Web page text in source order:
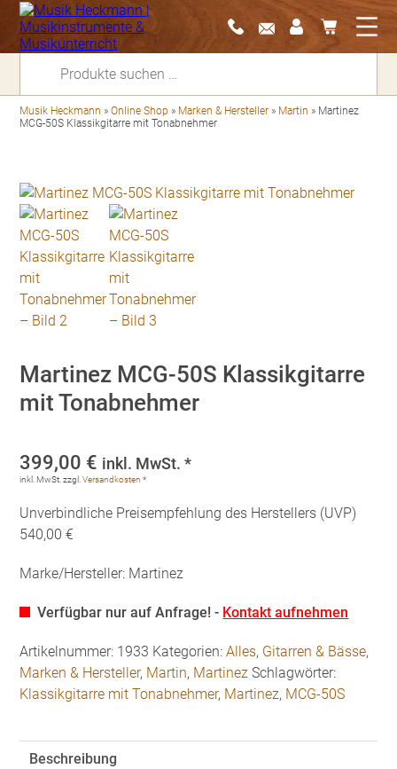
Musik Heckmann »Online Shop » Marken & Hersteller » Martin » Martinez
MCG-50S Klassikgitarre mit Tonabnehmer
Martinez MCG-50S Klassikgitarre
mit Tonabnehmer
399,00 € inkl. MwSt. *
inkl. MwSt. zzgl.Versandkosten *
Unverbindliche Preisempfehlung des Herstellers (UVP)
540,00 €
Marke/Hersteller: Martinez
Verfügbar nur auf Anfrage! - Kontakt aufnehmen
Artikelnummer: 1933 Kategorien:Alles, Gitarren & Bässe,
Marken & Hersteller, Martin, Martinez Schlagwörter:
Klassikgitarre mit Tonabnehmer, Martinez, MCG-50S
Beschreibung